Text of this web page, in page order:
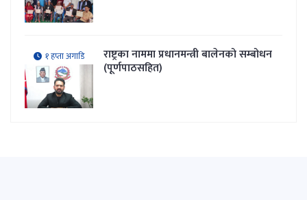
१ हप्ता अगाडि राष्ट्रका नाममा प्रधानमन्त्री बालेनको सम्बोधन
(पूर्णपाठसहित)